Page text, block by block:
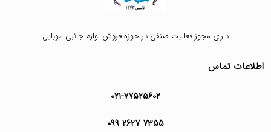
دارای مجوز فعالیت صنفی در حوزه فروش لوازم جانبی موبایل
اطلاعات تماس
۰۲۱-۷۷۵۲۵۶۰۲
۰۹۹ ۲۶۲۷ ۷۳۵۵